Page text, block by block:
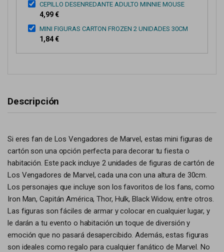
CEPILLO DESENREDANTE ADULTO MINNIE MOUSE
4,99 €
MINI FIGURAS CARTON FROZEN 2 UNIDADES 30CM
1,84 €
Descripción
Si eres fan de Los Vengadores de Marvel, estas mini figuras de
cartón son una opción perfecta para decorar tu fiesta o
habitación. Este pack incluye 2 unidades de figuras de cartón de
Los Vengadores de Marvel, cada una con una altura de 30cm.
Los personajes que incluye son los favoritos de los fans, como
Iron Man, Capitán América, Thor, Hulk, Black Widow, entre otros.
Las figuras son fáciles de armar y colocar en cualquier lugar, y
le darán a tu evento o habitación un toque de diversión y
emoción que no pasará desapercibido. Además, estas figuras
son ideales como regalo para cualquier fanático de Marvel. No